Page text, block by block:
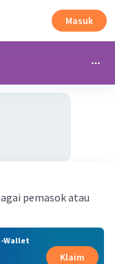
Masuk
pemasok atau
Wallet
Klaim